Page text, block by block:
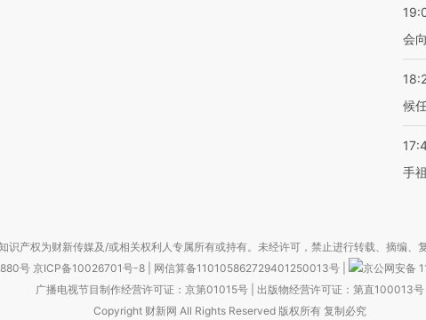
会
候
手
识产权为财新传媒及/或相关权利人专属所有或持有。未经许可，禁止进行转载、摘编、
号 京ICP备10026701号-8 网信算备110105862729401250013号
京公网安备
广播电视节目制作经营许可证：京第01015号| 出版物经营许可证：第直100013号
Copyright 财新网 All Rights Reserved 版权所有 复制必究